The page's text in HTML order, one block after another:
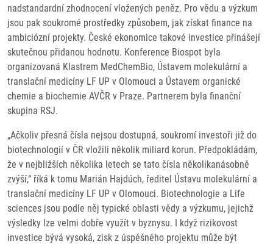
nadstandardní zhodnocení vložených peněz. Pro vědu a výzkum
jsou pak soukromé prostředky způsobem, jak získat finance na
ambiciózní projekty. České ekonomice takové investice přinášejí
skutečnou přidanou hodnotu. Konference Biospot byla
organizovaná Klastrem MedChemBio, Ústavem molekulární a
translační medicíny LF UP v Olomouci a Ústavem organické
chemie a biochemie AVČR v Praze. Partnerem byla finanční
skupina RSJ.
„Ačkoliv přesná čísla nejsou dostupná, soukromí investoři již do
biotechnologií v ČR vložili několik miliard korun. Předpokládám,
že v nejbližších několika letech se tato čísla několikanásobně
zvýší,“ říká k tomu Marián Hajdúch, ředitel Ústavu molekulární a
translační medicíny LF UP v Olomouci. Biotechnologie a Life
sciences jsou podle něj typické oblasti vědy a výzkumu, jejichž
výsledky lze velmi dobře využít v byznysu. I když rizikovost
investice bývá vysoká, zisk z úspěšného projektu může být